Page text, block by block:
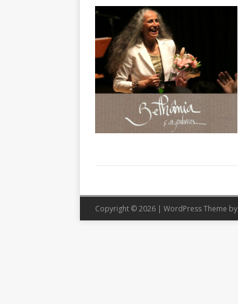
Copyright © 2026 | WordPress Theme by